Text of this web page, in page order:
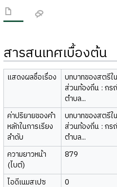
สารสนเทศเบื้องต้น
แสดงผลชื่อเรื่อง
บทบาทของสตรีใ
ส่วนท้องถิ่น : กร
ตำบล...
ค่าปริยายของคำ
หลักในการเรียง
ลำดับ
บทบาทของสตรีใ
ส่วนท้องถิ่น : กร
ตำบล...
ความยาวหน้า
(ไบต์)
879
ไอดีเนมสเปซ
0